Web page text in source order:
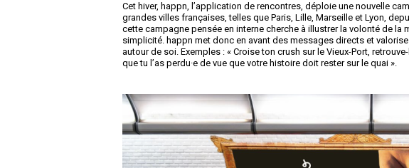
Cet hiver, happn, l’application de rencontres, déploie une nouvelle
grandes villes françaises, telles que Paris, Lille, Marseille et Lyon,
cette campagne pensée en interne cherche à illustrer la volonté de la
simplicité. happn met donc en avant des messages directs et
autour de soi. Exemples : « Croise ton crush sur le Vieux-Port,
que tu l’as perdu·e de vue que votre histoire doit rester sur le quai ».